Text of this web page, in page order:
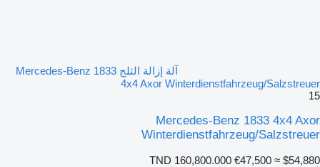
آلة إزالة الثلج Mercedes-Benz 1833
4x4 Axor Winterdienstfahrzeug/Salzstreuer
15
Mercedes-Benz 1833 4x4 Axor
Winterdienstfahrzeug/Salzstreuer
TND 160,800.000 €47,500 ≈ $54,880